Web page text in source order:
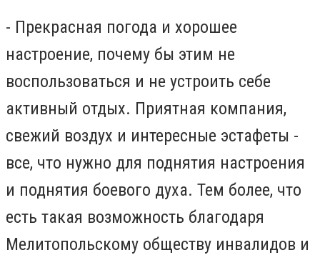
- Прекрасная погода и хорошее
настроение, почему бы этим не
воспользоваться и не устроить себе
активный отдых. Приятная компания,
свежий воздух и интересные эстафеты -
все, что нужно для поднятия настроения
и поднятия боевого духа. Тем более, что
есть такая возможность благодаря
Мелитопольскому обществу инвалидов и